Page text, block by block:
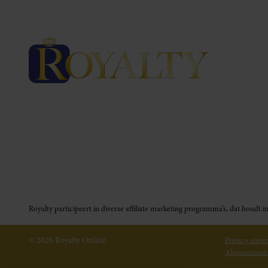
Royalty participeert in diverse affiliate marketing programma’s, dat
© 2026 Royalty Online Privacy